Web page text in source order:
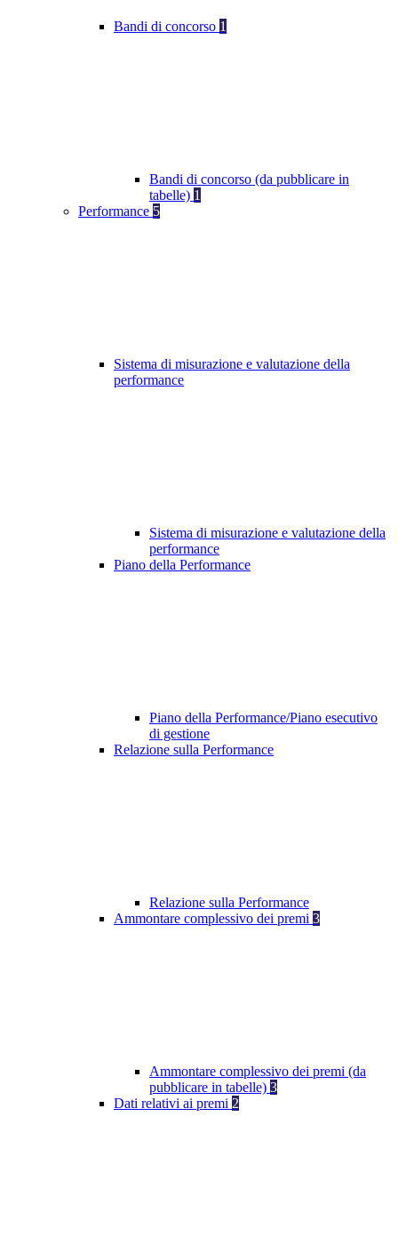
Bandi di concorso 1
Bandi di concorso (da pubblicare in
tabelle) 1
Performance 5
Sistema di misurazione e valutazione della
performance
Sistema di misurazione e valutazione della
performance
Piano della Performance
Piano della Performance/Piano esecutivo
di gestione
Relazione sulla Performance
Relazione sulla Performance
Ammontare complessivo dei premi 3
Ammontare complessivo dei premi (da
pubblicare in tabelle) 3
Dati relativi ai premi 2